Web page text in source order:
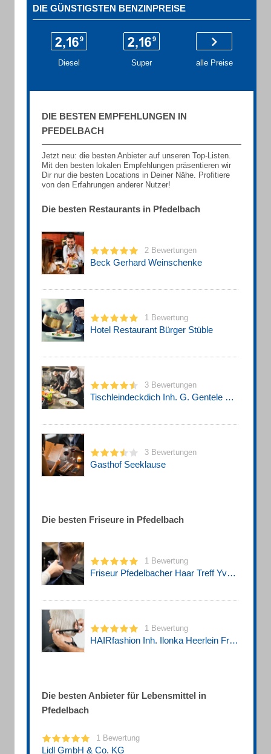
DIE GÜNSTIGSTEN BENZINPREISE
Diesel Super alle Preise
DIE BESTEN EMPFEHLUNGEN IN
PFEDELBACH
Jetzt neu: die besten Anbieter auf unseren Top-Listen.
Mit den besten lokalen Empfehlungen präsentieren wir
Dir nur die besten Locations in Deiner Nähe. Profitiere
von den Erfahrungen anderer Nutzer!
Die besten Restaurants in Pfedelbach
2 Bewertungen
Beck Gerhard Weinschenke
1 Bewertung
Hotel Restaurant Bürger Stüble
3 Bewertungen
Tischleindeckdich Inh. G. Gentele Gaststätte
3 Bewertungen
Gasthof Seeklause
Die besten Friseure in Pfedelbach
1 Bewertung
Friseur Pfedelbacher Haar Treff Yvonne Rapp Friseur
1 Bewertung
HAIRfashion Inh. Ilonka Heerlein Friseur
Die besten Anbieter für Lebensmittel in
Pfedelbach
1 Bewertung
Lidl GmbH & Co. KG